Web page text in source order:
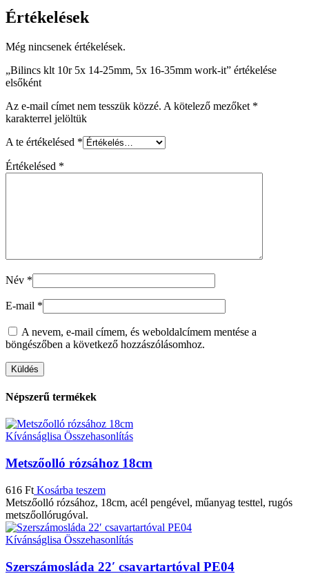
Értékelések
Még nincsenek értékelések.
„Bilincs klt 10r 5x 14-25mm, 5x 16-35mm work-it” értékelése
elsőként
Az e-mail címet nem tesszük közzé. A kötelező mezőket *
karakterrel jelöltük
A te értékelésed *
Értékelésed *
Név *
E-mail *
A nevem, e-mail címem, és weboldalcímem mentése a
böngészőben a következő hozzászólásomhoz.
Népszerű termékek
Kívánságlisa Összehasonlítás
Metszőolló rózsához 18cm
616 Ft Kosárba teszem
Metszőolló rózsához, 18cm, acél pengével, műanyag testtel, rugós
metszőollórugóval.
Kívánságlisa Összehasonlítás
Szerszámosláda 22′ csavartartóval PE04